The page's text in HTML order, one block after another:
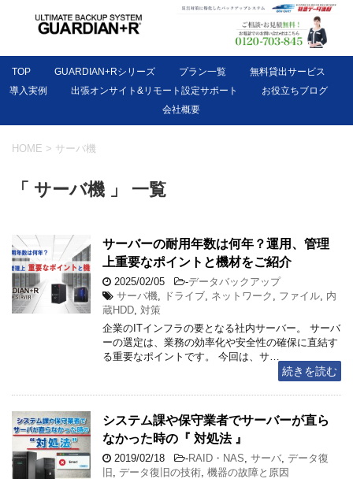
TOP GUARDIAN+Rシリーズ プラン一覧
無料貸出サービス
導入実例
出張オンサイト&リモート設定サポート
お役立ちブログ
会社概要
HOME > サーバ機
「 サーバ機 」 一覧
サーバーの耐用年数は何年？運用、管理
上重要なポイントと機材をご紹介
2025/02/05 -データバックアップ
サーバ機
ドライブ ネットワーク ファイル 内
蔵HDD 対策
企業のITインフラの要となる社内サーバー。 サーバ
ーの選定は、業務の効率化や安全性の確保に直結す
る重要なポイントです。 今回は、サ…
続きを読む
システム課や保守業者でサーバーが直ら
なかった時の『 対処法 』
2019/02/18 -RAID・NAS サーバ データ復
旧
データ復旧の技術 機器の故障と原因